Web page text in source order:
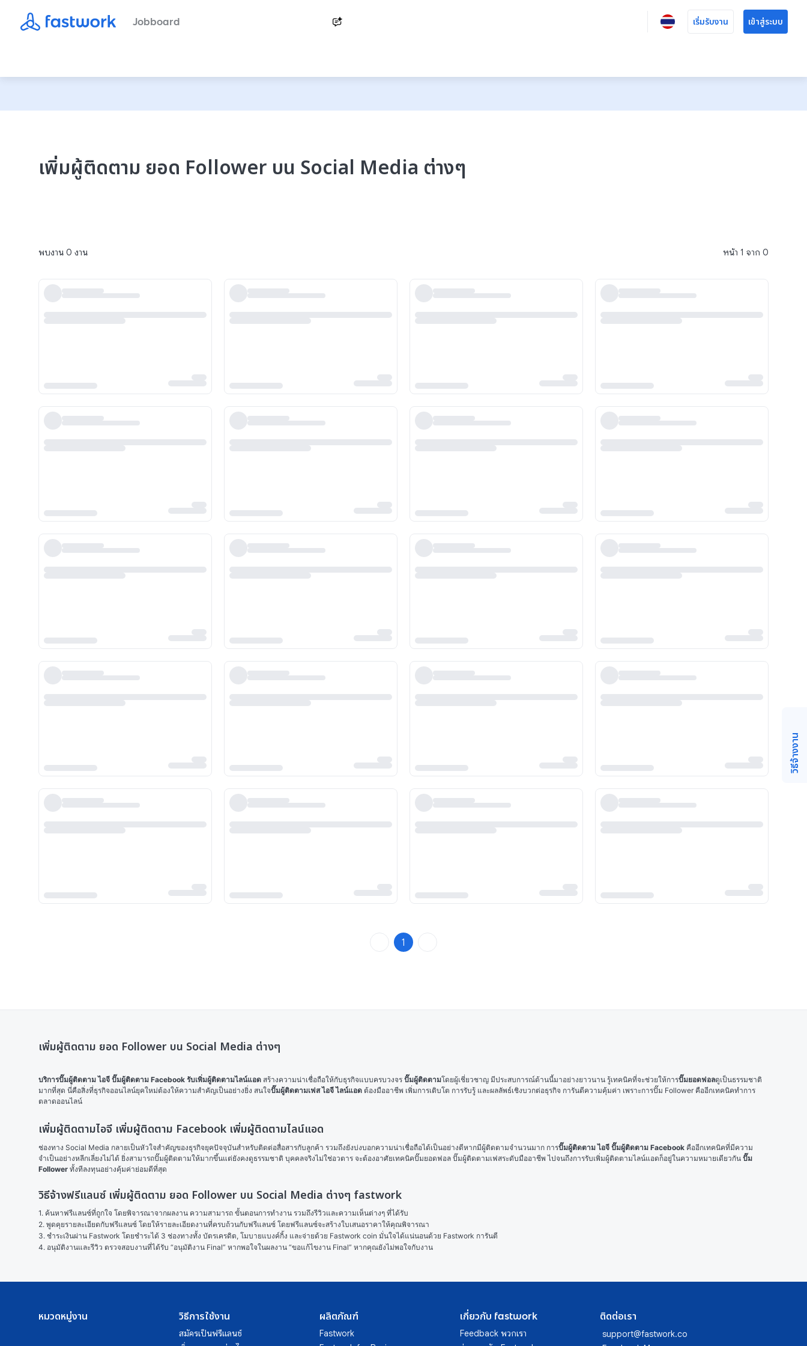
Jobboard เริ่มรับงาน เข้าสู่ระบบ
เพิ่มผู้ติดตาม ยอด Follower บน Social Media ต่างๆ
พบงาน 0 งาน หน้า 1 จาก 0
1
เพิ่มผู้ติดตาม ยอด Follower บน Social Media ต่างๆ
บริการปั๊มผู้ติดตาม ไอจี ปั๊มผู้ติดตาม Facebook รับเพิ่มผู้ติดตามไลน์แอด สร้างความน่าเชื่อถือให้กับธุรกิจแบบครบวงจร ปั๊มผู้ติดตามโดยผู้เชี่ยวชาญ มีประสบการณ์ด้านนี้มาอย่างยาวนาน รู้เทคนิคที่จะช่วยให้การปั๊มยอดฟอลดูเป็นธรรมชาติ
มากที่สุด นี่คือสิ่งที่ธุรกิจออนไลน์ยุคใหม่ต้องให้ความสำคัญเป็นอย่างยิ่ง สนใจปั๊มผู้ติดตามเฟส ไอจี ไลน์แอด ต้องมืออาชีพ เพิ่มการเติบโต การรับรู้ และผลลัพธ์เชิงบวกต่อธุรกิจ การันตีความคุ้มค่า เพราะการปั๊ม Follower คืออีกเทคนิคทำการ
ตลาดออนไลน์
เพิ่มผู้ติดตามไอจี เพิ่มผู้ติดตาม Facebook เพิ่มผู้ติดตามไลน์แอด
ช่องทาง Social Media กลายเป็นหัวใจสำคัญของธุรกิจยุคปัจจุบันสำหรับติดต่อสื่อสารกับลูกค้า รวมถึงยังบ่งบอกความน่าเชื่อถือได้เป็นอย่างดีหากมีผู้ติดตามจำนวนมาก การปั๊มผู้ติดตาม ไอจี ปั๊มผู้ติดตาม Facebook คืออีกเทคนิคที่มีความ
จำเป็นอย่างหลีกเลี่ยงไม่ได้ ยิ่งสามารถปั๊มผู้ติดตามให้มากขึ้นแต่ยังคงดูธรรมชาติ บุคคลจริงไม่ใช่อวตาร จะต้องอาศัยเทคนิคปั๊มยอดฟอล ปั๊มผู้ติดตามเฟสระดับมืออาชีพ ไปจนถึงการรับเพิ่มผู้ติดตามไลน์แอดก็อยู่ในความหมายเดียวกัน ปั๊ม
Follower ทั้งทีลงทุนอย่างคุ้มค่าย่อมดีที่สุด
วิธีจ้างฟรีแลนซ์ เพิ่มผู้ติดตาม ยอด Follower บน Social Media ต่างๆ fastwork
1. ค้นหาฟรีแลนซ์ที่ถูกใจ โดยพิจารณาจากผลงาน ความสามารถ ขั้นตอนการทำงาน รวมถึงรีวิวและความเห็นต่างๆ ที่ได้รับ
2. พูดคุยรายละเอียดกับฟรีแลนซ์ โดยให้รายละเอียดงานที่ครบถ้วนกับฟรีแลนซ์ โดยฟรีแลนซ์จะสร้างใบเสนอราคาให้คุณพิจารณา
3. ชำระเงินผ่าน Fastwork โดยชำระได้ 3 ช่องทางทั้ง บัตรเครดิต, โมบายแบงค์กิ้ง และจ่ายด้วย Fastwork coin มั่นใจได้แน่นอนด้วย Fastwork การันตี
4. อนุมัติงานและรีวิว ตรวจสอบงานที่ได้รับ “อนุมัติงาน Final” หากพอใจในผลงาน “ขอแก้ไขงาน Final” หากคุณยังไม่พอใจกับงาน
วิธีจ้างงาน
หมวดหมู่งาน วิธีการใช้งาน
สมัครเป็นฟรีแลนซ์
ผลิตภัณฑ์
Fastwork
เกี่ยวกับ fastwork
Feedback พวกเรา
ติดต่อเรา
support@fastwork.co